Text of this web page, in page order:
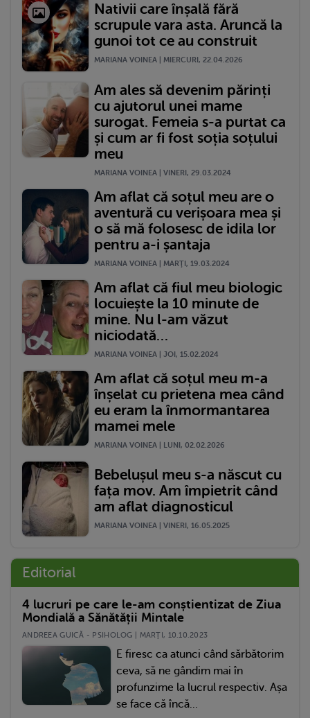
Nativii care înșală fără
scrupule vara asta. Aruncă la
gunoi tot ce au construit
MARIANA VOINEA | MIERCURI, 22.04.2026
Am ales să devenim părinți
cu ajutorul unei mame
surogat. Femeia s-a purtat ca
și cum ar fi fost soția soțului
meu
MARIANA VOINEA | VINERI, 29.03.2024
Am aflat că soțul meu are o
aventură cu verișoara mea și
o să mă folosesc de idila lor
pentru a-i șantaja
MARIANA VOINEA | MARŢI, 19.03.2024
Am aflat că fiul meu biologic
locuiește la 10 minute de
mine. Nu l-am văzut
niciodată…
MARIANA VOINEA | JOI, 15.02.2024
Am aflat că soțul meu m-a
înșelat cu prietena mea când
eu eram la înmormantarea
mamei mele
MARIANA VOINEA | LUNI, 02.02.2026
Bebelușul meu s-a născut cu
fața mov. Am împietrit când
am aflat diagnosticul
MARIANA VOINEA | VINERI, 16.05.2025
Editorial
4 lucruri pe care le-am conștientizat de Ziua
Mondială a Sănătății Mintale
ANDREEA GUICĂ - PSIHOLOG | MARŢI, 10.10.2023
E firesc ca atunci când sărbătorim
ceva, să ne gândim mai în
profunzime la lucrul respectiv. Așa
se face că încă...